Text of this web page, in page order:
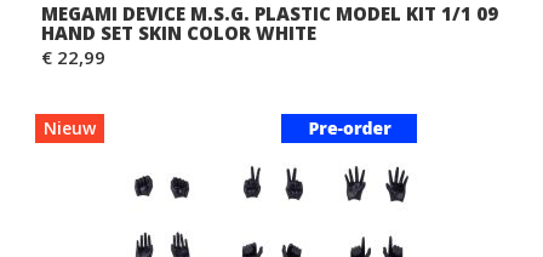
MEGAMI DEVICE M.S.G. PLASTIC MODEL KIT 1/1 09
HAND SET SKIN COLOR WHITE
€ 22,99
Nieuw